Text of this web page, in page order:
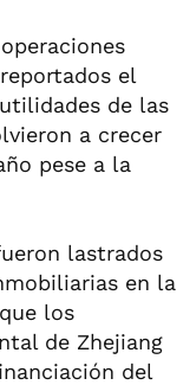
el
de las
a crecer
pese a la
lastrados
en la
los
de Zhejiang
del